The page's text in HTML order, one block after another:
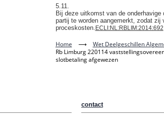
5.11.
Bij deze uitkomst van de
partij te worden aangemerkt, zodat zij
proceskosten. ECLI:NL:RBLIM:2014:692
Home ⟶ Wet Deelgeschillen
Rb Limburg 220114
slotbetaling afgewezen
contact